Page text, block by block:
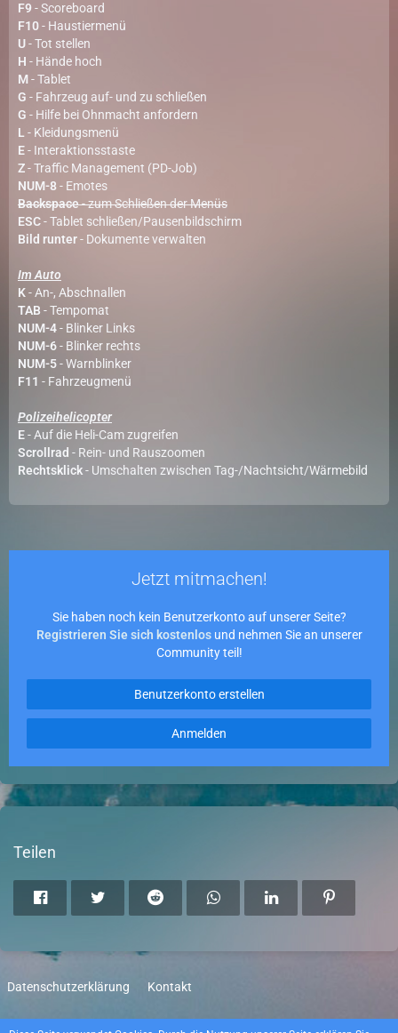
F9 - Scoreboard
F10- Haustiermenü
U- Tot stellen
H - Hände hoch
M- Tablet
G - Fahrzeug auf- und zu schließen
G - Hilfe bei Ohnmacht anfordern
L - Kleidungsmenü
E- Interaktionsstaste
Z- Traffic Management (PD-Job)
NUM-8- Emotes
Backspace- zum Schließen der Menüs
ESC- Tablet schließen/Pausenbildschirm
Bild runter- Dokumente verwalten
Im Auto
K- An-, Abschnallen
TAB - Tempomat
NUM-4- Blinker Links
NUM-6- Blinker rechts
NUM-5- Warnblinker
F11 - Fahrzeugmenü
Polizeihelicopter
E- Auf die Heli-Cam zugreifen
Scrollrad - Rein- und Rauszoomen
Rechtsklick- Umschalten zwischen Tag-/Nachtsicht/Wärmebild
Jetzt mitmachen!
Sie haben noch kein Benutzerkonto auf unserer Seite?
Registrieren Sie sich kostenlosund nehmen Sie an unserer
Community teil!
Benutzerkonto erstellen
Anmelden
Teilen
Datenschutzerklärung Kontakt